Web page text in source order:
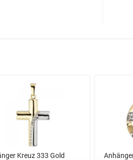
Kreuz 333 Gold